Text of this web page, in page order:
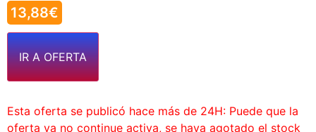
13,88€
IR A OFERTA
Esta oferta se publicó hace más de 24H: Puede que la
oferta ya no continue activa, se haya agotado el stock